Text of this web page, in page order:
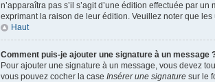
n’apparaîtra pas s’il s’agit d’une édition effectuée par
exprimant la raison de leur édition. Veuillez noter que
Haut
Comment puis-je ajouter une signature à un message
Pour ajouter une signature à un message, vous devez
vous pouvez cocher la case Insérer une signature sur le